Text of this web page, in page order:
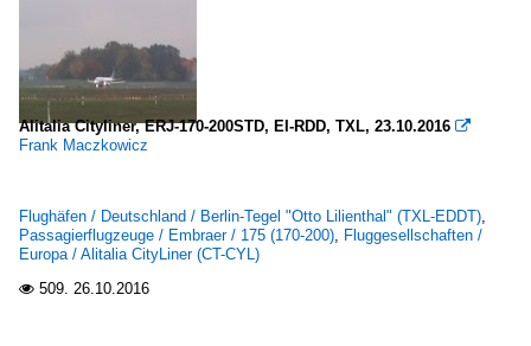
Alitalia Cityliner, ERJ-170-200STD, EI-RDD, TXL, 23.10.2016 
Frank Maczkowicz
Flughäfen / Deutschland / Berlin-Tegel "Otto Lilienthal" (TXL-EDDT),
Passagierflugzeuge / Embraer / 175 (170-200), Fluggesellschaften /
Europa / Alitalia CityLiner (CT-CYL)
 509. 26.10.2016